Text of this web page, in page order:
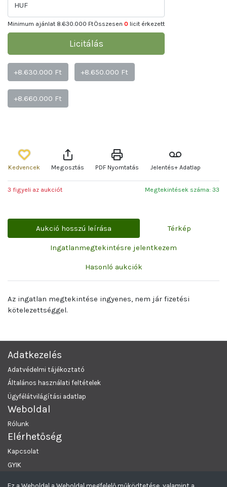
HUF
Minimum ajánlat 8.630.000 FtÖsszesen 0 licit érkezett
Licitálás
+8.630.000 Ft +8.650.000 Ft
+8.660.000 Ft
Kedvencek Megosztás PDF Nyomtatás Jelentés+ Adatlap
3 figyeli az aukciót Megtekintések száma: 33
Aukció hosszú leírása Térkép
Ingatlanmegtekintésre jelentkezem
Hasonló aukciók
Az ingatlan megtekintése ingyenes, nem jár fizetési
kötelezettséggel.
Adatkezelés
Adatvédelmi tájékoztató
Általános használati feltételek
Ügyfélátvilágítási adatlap
Weboldal
Rólunk
Elérhetőség
Kapcsolat
GYIK